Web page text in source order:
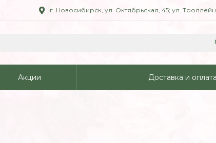
г. Новосибирск, ул. Октябрьская, 45; ул.
Акции Доставка и оплата